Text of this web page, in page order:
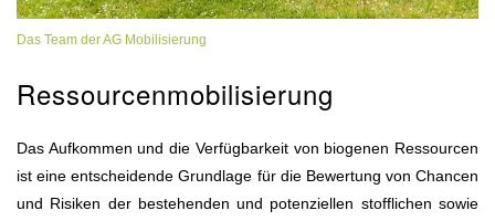
Das Team der AG Mobilisierung
Ressourcenmobilisierung
Das Aufkommen und die Verfügbarkeit von biogenen Ressourcen
ist eine entscheidende Grundlage für die Bewertung von Chancen
und Risiken der bestehenden und potenziellen stofflichen sowie